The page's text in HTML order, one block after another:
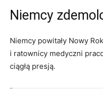
Niemcy
Niemcy powitały Nowy
i ratownicy medyczni
ciągłą presją.